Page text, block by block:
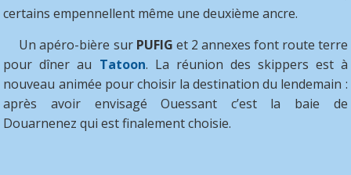
certains empennellent même une deuxième ancre.
Un apéro-bière sur PUFIG et 2 annexes font route terre
pour dîner au Tatoon. La réunion des skippers est à
nouveau animée pour choisir la destination du lendemain :
après avoir envisagé Ouessant c’est la baie de
Douarnenez qui est finalement choisie.